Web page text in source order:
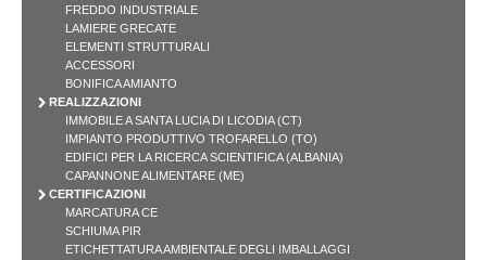
FREDDO INDUSTRIALE
LAMIERE GRECATE
ELEMENTI STRUTTURALI
ACCESSORI
BONIFICA AMIANTO
REALIZZAZIONI
IMMOBILE A SANTA LUCIA DI LICODIA (CT)
IMPIANTO PRODUTTIVO TROFARELLO (TO)
EDIFICI PER LA RICERCA SCIENTIFICA (ALBANIA)
CAPANNONE ALIMENTARE (ME)
CERTIFICAZIONI
MARCATURA CE
SCHIUMA PIR
ETICHETTATURA AMBIENTALE DEGLI IMBALLAGGI